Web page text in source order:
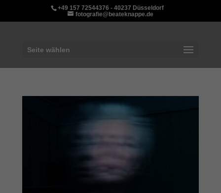
+49 157 72544376 - 40237 Düsseldorf
fotografie@beateknappe.de
Seite wählen